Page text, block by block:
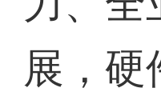
展，硬